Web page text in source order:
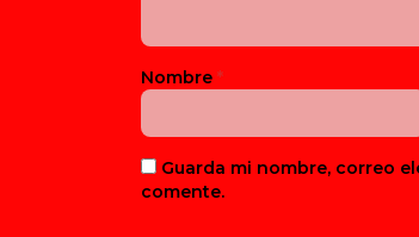
Nombre *
Guarda mi nombre, correo
comente.